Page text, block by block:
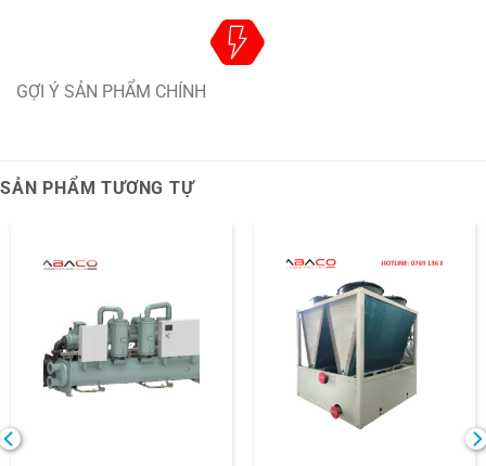
GỢI Ý SẢN PHẨM CHÍNH
SẢN PHẨM TƯƠNG TỰ